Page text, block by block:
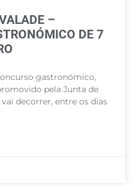
–
DE 7
gastronómico,
pela Junta de
decorrer, entre os dias